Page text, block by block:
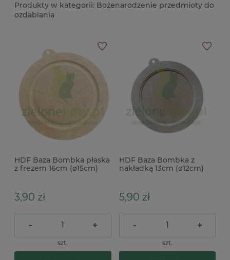
Bożenarodzenie przedmioty do
ozdabiania
HDF Baza Bombka płaska
z frezem 16cm (ø15cm)
3,90 zł
- +
szt.
HDF Baza Bombka z
nakładką 13cm (ø12cm)
5,90 zł
- +
szt.